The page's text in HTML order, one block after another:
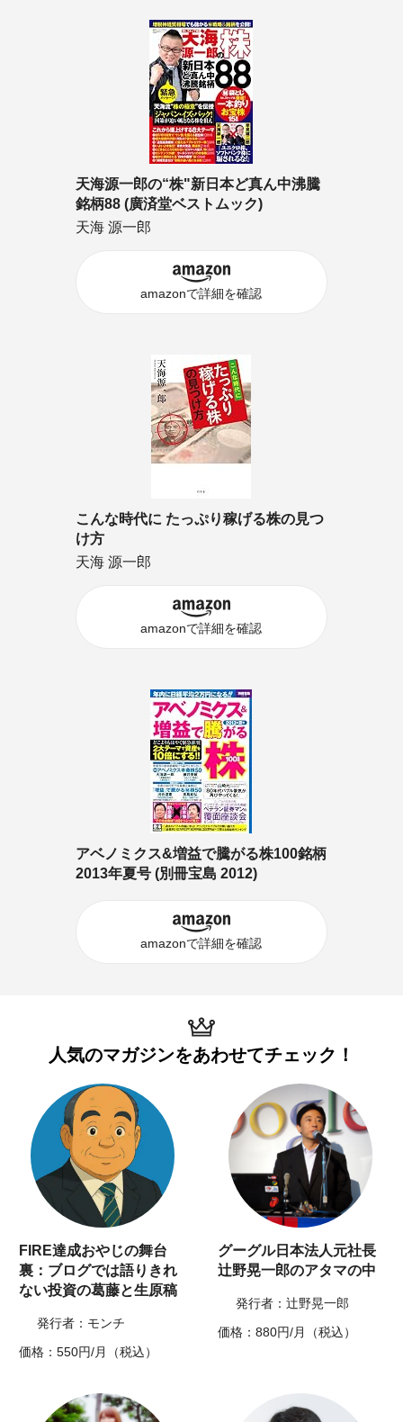
天海源一郎の“株"新日本ど真ん中沸騰
銘柄88 (廣済堂ベストムック)
天海 源一郎
amazonで詳細を確認
こんな時代に たっぷり稼げる株の見つ
け方
天海 源一郎
amazonで詳細を確認
アベノミクス&増益で騰がる株100銘柄
2013年夏号 (別冊宝島 2012)
amazonで詳細を確認
人気のマガジンをあわせてチェック！
FIRE達成おやじの舞台
裏：ブログでは語りきれ
ない投資の葛藤と生原稿
発行者：モンチ
価格：550円/月（税込）
グーグル日本法人元社長
辻野晃一郎のアタマの中
発行者：辻野晃一郎
価格：880円/月（税込）